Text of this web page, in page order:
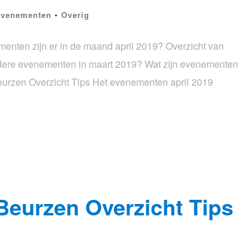
• Overig
zijn er in de maand april 2019? Overzicht van
evenementen in maart 2019? Wat zijn evenementen
Overzicht Tips Het evenementen april 2019
Overzicht Tips